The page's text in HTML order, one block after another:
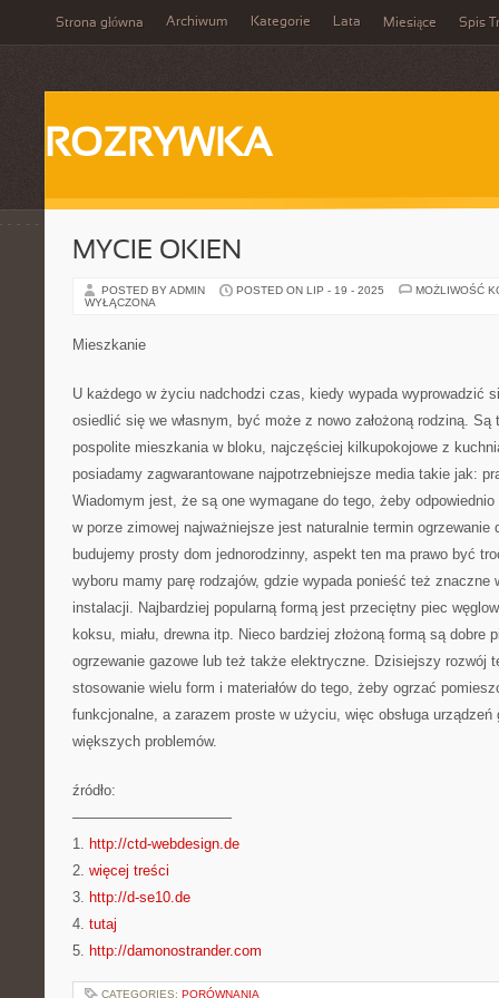
Strona główna Archiwum Kategorie Lata Miesiące Spis
ROZRYWKA
MYCIE OKIEN
POSTED BY ADMIN POSTED ON LIP - 19 - 2025
MOŻLIWOŚĆ
WYŁĄCZONA
Mieszkanie
U każdego w życiu nadchodzi czas, kiedy wypada wyprowadzić
osiedlić się we własnym, być może z nowo założoną rodziną.
pospolite mieszkania w bloku, najczęściej kilkupokojowe z
posiadamy zagwarantowane najpotrzebniejsze media takie jak:
Wiadomym jest, że są one wymagane do tego, żeby
w porze zimowej najważniejsze jest naturalnie termin ogrzewanie
budujemy prosty dom jednorodzinny, aspekt ten ma prawo być
wyboru mamy parę rodzajów, gdzie wypada ponieść też znaczne
instalacji. Najbardziej popularną formą jest przeciętny piec
koksu, miału, drewna itp. Nieco bardziej złożoną formą są dobre
ogrzewanie gazowe lub też także elektryczne. Dzisiejszy rozwój
stosowanie wielu form i materiałów do tego, żeby ogrzać
funkcjonalne, a zarazem proste w użyciu, więc obsługa
większych problemów.
źródło:
———————————
1. http://ctd-webdesign.de
2. więcej treści
3. http://d-se10.de
4. tutaj
5. http://damonostrander.com
CATEGORIES: PORÓWNANIA